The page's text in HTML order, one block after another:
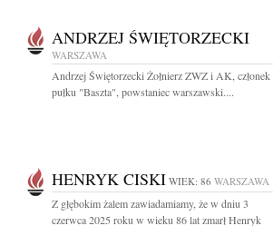
ANDRZEJ ŚWIĘTORZECKI
WARSZAWA
Andrzej Świętorzecki Żołnierz ZWZ i AK, członek
pułku "Baszta", powstaniec warszawski....
HENRYK CISKI WIEK: 86 WARSZAWA
Z głębokim żalem zawiadamiamy, że w dniu 3
czerwca 2025 roku w wieku 86 lat zmarł Henryk